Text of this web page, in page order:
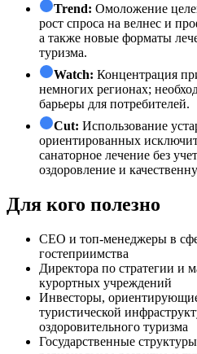
Trend: Омоложение
рост спроса на велнес и
а также новые форматы
туризма.
Watch: Концентрация
немногих регионах;
барьеры для потребителей.
Cut: Использование
ориентированных
санаторное лечение без
оздоровление и
Для кого полезно
СЕО и топ-менеджеры в
гостеприимства
Директора по стратегии и
курортных учреждений
Инвесторы,
туристической
оздоровительного туризма
Государственные